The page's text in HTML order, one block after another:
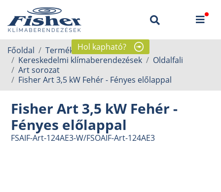
Hol kapható?
Főoldal
Termékek
Kereskedelmi klímaberendezések
Oldalfali
Art sorozat
Fisher Art 3,5 kW Fehér - Fényes előlappal
Fisher Art 3,5 kW Fehér -
Fényes előlappal
FSAIF-Art-124AE3-W/FSOAIF-Art-124AE3